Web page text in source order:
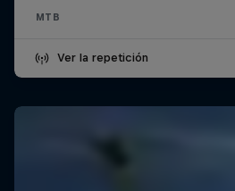
MTB
Ver la repetición